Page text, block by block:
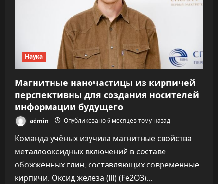
страшных
инфекций
Наука
Магнитные наночастицы из кирпичей
перспективны для создания носителей
информации будущего
admin Опубликовано 6 месяцев тому назад
Команда учёных изучила магнитные свойства
металлооксидных включений в составе
обожжённых глин, составляющих современные
кирпичи. Оксид железа (III) (Fe2O3)...